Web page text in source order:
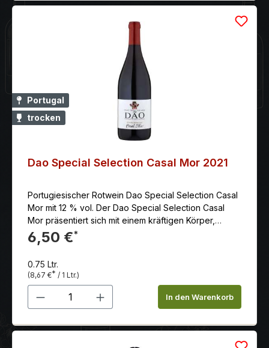
Portugal
trocken
Dao Special Selection Casal Mor 2021
Portugiesischer Rotwein Dao Special Selection Casal
Mor mit 12 % vol. Der Dao Special Selection Casal
Mor präsentiert sich mit einem kräftigen Körper,
weichen Tanninen, ist balanciert und hat einen guten
Abgang. Das Weingut Caves Primavera liegt ca. 70
Weinanbaugebiet Bairrada. Die beiden Besitzer sind
Brüder, die vor 60 Jahren ganz klein angefangen
haben und den Betrieb mit Weitsicht in einen
modernen Vorzeigebetrieb der Region
den beiden bekanntesten geschützten
6,50 €*
0.75 Ltr.
(8,67 €* / 1 Ltr.)
Produkt Anzahl: Gib denIn den Warenkorb